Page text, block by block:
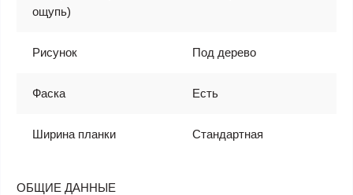
ощупь)
Рисунок Под дерево
Фаска Есть
Ширина планки Стандартная
ОБЩИЕ ДАННЫЕ